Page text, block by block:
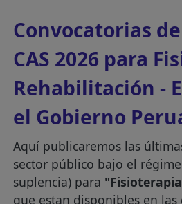
Convocatorias
CAS 2026 para
Rehabilitación -
el Gobierno
Aquí publicaremos las
sector público bajo el
suplencia) para
que estan disponibles en